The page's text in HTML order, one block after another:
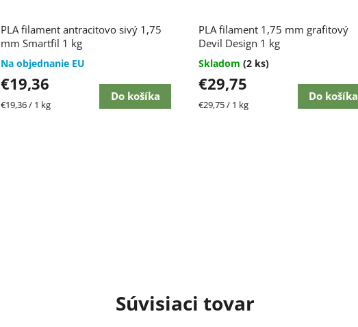
Súvisiaci tovar
PLA filament antracitovo sivý 1,75
mm Smartfil 1 kg
Na objednanie EU
€19,36
Jednotková
€19,36 / 1 kg
Do košíka
PLA filament 1,75 mm grafitový
Devil Design 1 kg
Skladom (2 ks)
€29,75
Jednotková
€29,75 / 1 kg
Do košíka